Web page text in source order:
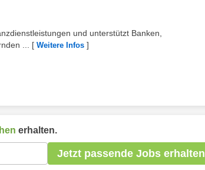
und unterstützt Banken,
... [ Weitere Infos ]
erhalten.
Jetzt passende Jobs erhalten